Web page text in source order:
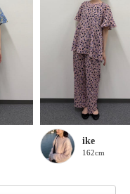
ike
162cm